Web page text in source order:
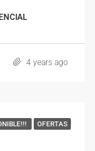
4 years ago
OFERTAS